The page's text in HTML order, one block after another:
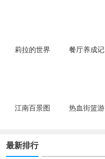
莉拉的世界
餐厅养成记
江南百景图
热血街篮游
最新排行